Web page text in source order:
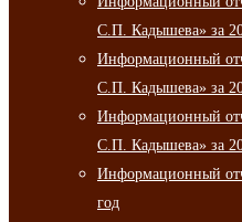
С.П. Кадышева» за
Информационный
С.П. Кадышева» за
Информационный
С.П. Кадышева» за
Информационный
год